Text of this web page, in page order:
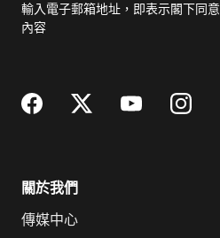
郵
輸入電子郵箱地址，即表示閣下同意
內容
關於我們
傳媒中心